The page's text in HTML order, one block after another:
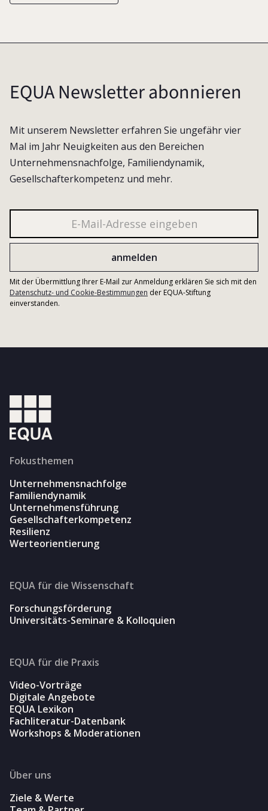
EQUA Newsletter abonnieren
Mit unserem Newsletter erfahren Sie ungefähr vier
Mal im Jahr Neuigkeiten aus den Bereichen
Unternehmensnachfolge, Familiendynamik,
Gesellschafterkompetenz und mehr.
Mit der Übermittlung Ihrer E-Mail zur Anmeldung erklären Sie sich mit den
Datenschutz- und Cookie-Bestimmungen der EQUA-Stiftung
einverstanden.
Fokusthemen
Unternehmensnachfolge
Familiendynamik
Unternehmensführung
Gesellschafterkompetenz
Resilienz
Werteorientierung
EQUA für die Wissenschaft
Forschungsförderung
Universitäts-Seminare & Kolloquien
EQUA für die Praxis
Video-Vorträge
Digitale Angebote
EQUA Lexikon
Fachliteratur-Datenbank
Workshops & Moderationen
Über uns
Ziele & Werte